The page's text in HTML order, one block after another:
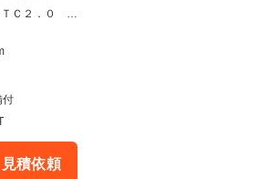
★ネクステージ夏トクフェア開催！８月８～１６日まで★禁煙車 純正９型ナビ 全周囲カメラ ドラレコ ＥＴＣ２．０ ＢＳＭ デジタルインナーミラー
付
積依頼